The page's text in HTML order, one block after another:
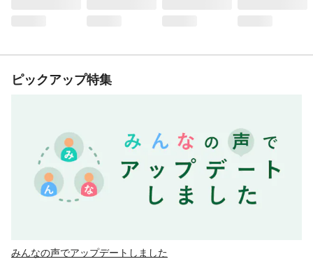
ピックアップ特集
みんなの声でアップデートしました